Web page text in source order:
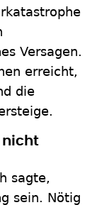
Versagen.
erreicht,
die
nicht
sagte,
sein. Nötig